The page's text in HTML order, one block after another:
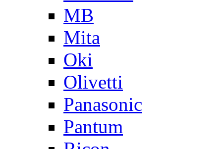
MB
Mita
Oki
Olivetti
Panasonic
Pantum